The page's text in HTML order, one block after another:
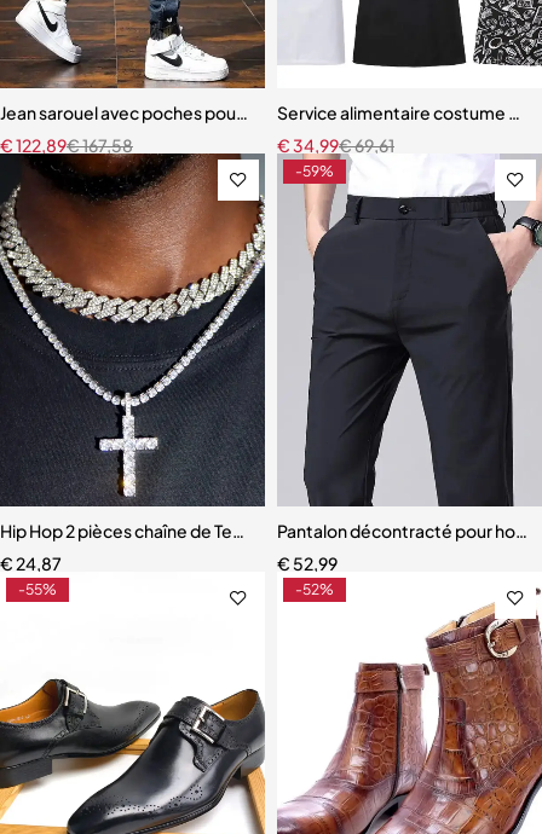
Jean sarouel avec poches pour homme
€167,58
€122,89
Service alimentaire costume de
€69,61
€34,99
Hip Hop 2 pièces chaîne de Tennis croisée 14MM broche collier
€24,87
-59%
Pantalon décontracté pour
€ 52,99
-55% -52%